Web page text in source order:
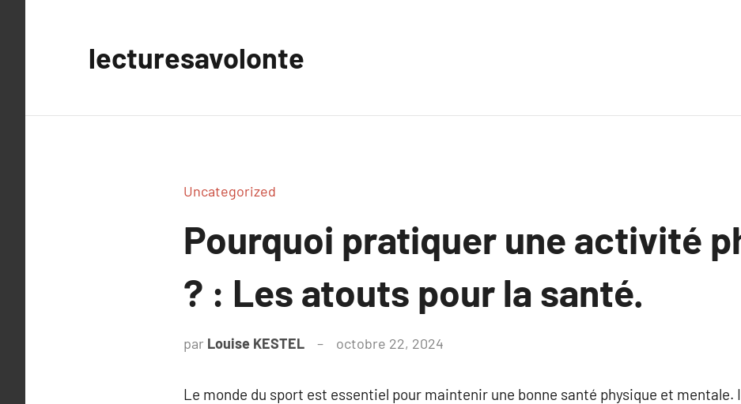
lecturesavolonte
Uncategorized
Pourquoi pratiquer une activité
? : Les atouts pour la santé.
par Louise KESTEL octobre 22, 2024
Le monde du sport est essentiel pour maintenir une bonne santé physique et mentale.